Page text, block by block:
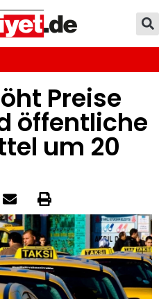
Preise
öffentliche
um 20